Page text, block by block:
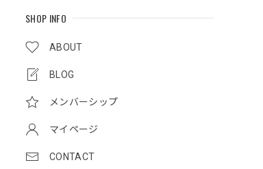
SHOP INFO
ABOUT
BLOG
メンバーシップ
マイページ
CONTACT